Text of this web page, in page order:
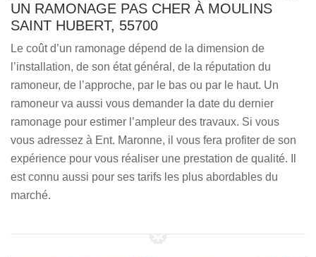
UN RAMONAGE PAS CHER À MOULINS
SAINT HUBERT, 55700
Le coût d’un ramonage dépend de la dimension de
l’installation, de son état général, de la réputation du
ramoneur, de l’approche, par le bas ou par le haut. Un
ramoneur va aussi vous demander la date du dernier
ramonage pour estimer l’ampleur des travaux. Si vous
vous adressez à Ent. Maronne, il vous fera profiter de son
expérience pour vous réaliser une prestation de qualité. Il
est connu aussi pour ses tarifs les plus abordables du
marché.